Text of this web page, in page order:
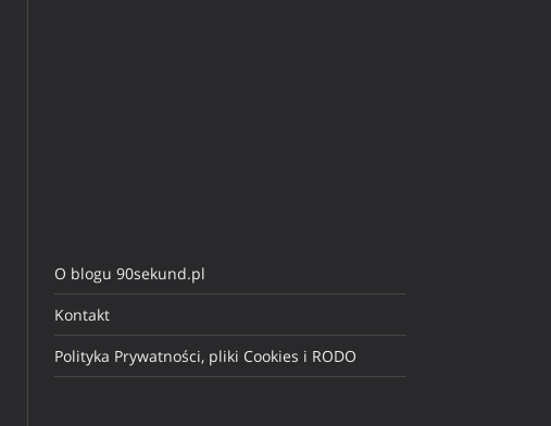
O blogu 90sekund.pl
Kontakt
Polityka Prywatności, pliki Cookies i RODO